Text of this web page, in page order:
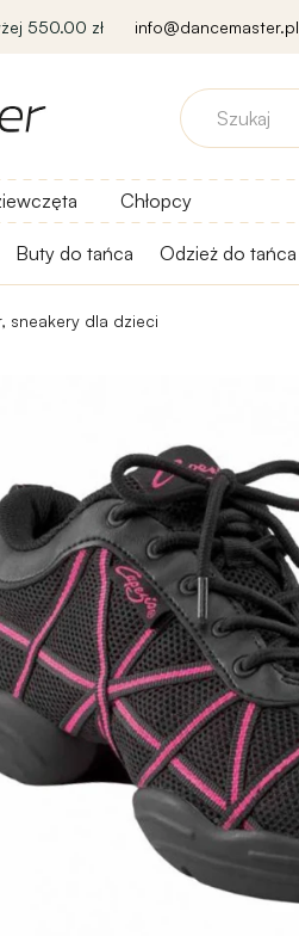
550.00 zł info@dancemaster.pl
Chłopcy
Buty do tańca Odzież do tańca
sneakery dla dzieci